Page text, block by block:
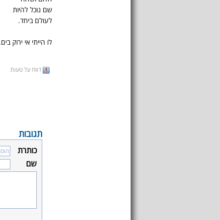
שם נוכל להיות
לעולם ביחד.
לו הייתי אי ירוק
דווח על טעות
תגובות
כותרת
שם